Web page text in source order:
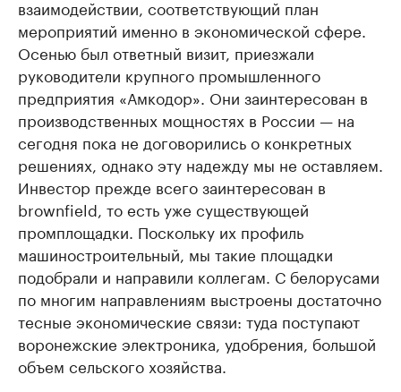
взаимодействии, соответствующий план
мероприятий именно в экономической сфере.
Осенью был ответный визит, приезжали
руководители крупного промышленного
предприятия «Амкодор». Они заинтересован в
производственных мощностях в России — на
сегодня пока не договорились о конкретных
решениях, однако эту надежду мы не оставляем.
Инвестор прежде всего заинтересован в
brownfield, то есть уже существующей
промплощадки. Поскольку их профиль
машиностроительный, мы такие площадки
подобрали и направили коллегам. С белорусами
по многим направлениям выстроены достаточно
тесные экономические связи: туда поступают
воронежские электроника, удобрения, большой
объем сельского хозяйства.